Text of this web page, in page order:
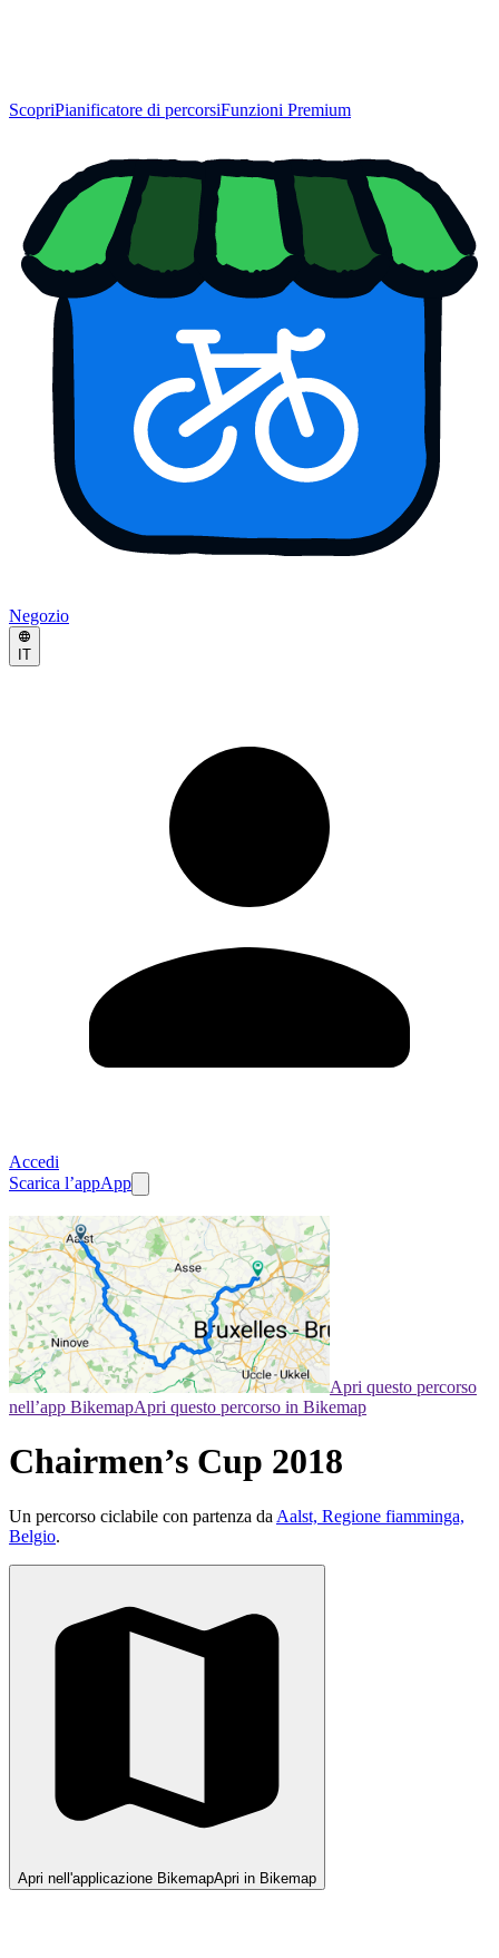
ScopriPianificatore di percorsiFunzioni Premium
Negozio
IT
Accedi
Scarica l’appApp
Apri questo percorso
nell’app BikemapApri questo percorso in Bikemap
Chairmen’s Cup 2018
Un percorso ciclabile con partenza da Aalst, Regione fiamminga,
Belgio.
Apri nell'applicazione BikemapApri in Bikemap